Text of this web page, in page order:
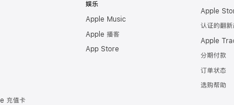
充值卡
娱乐
Apple Music
Apple 播客
App Store
Apple
认证的翻新
Apple
分期付款
订单状态
选购帮助